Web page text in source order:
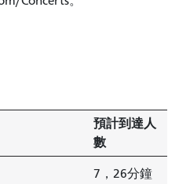
預計到達人
數
7，26分鐘